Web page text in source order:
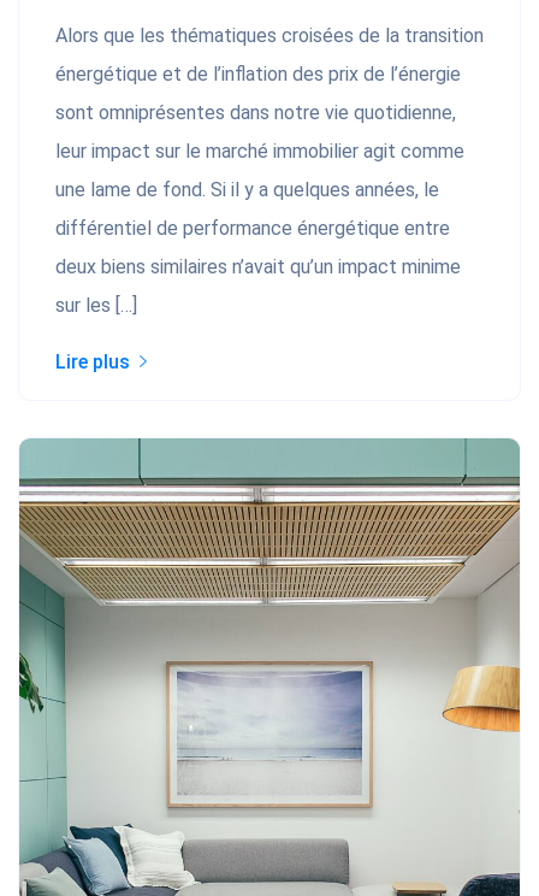
Alors que les thématiques croisées de la transition
énergétique et de l’inflation des prix de l’énergie
sont omniprésentes dans notre vie quotidienne,
leur impact sur le marché immobilier agit comme
une lame de fond. Si il y a quelques années, le
différentiel de performance énergétique entre
deux biens similaires n’avait qu’un impact minime
sur les […]
Lire plus